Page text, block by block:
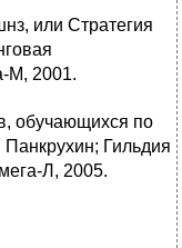
или Стратегия
М, 2001.
обучающихся по
Гильдия
Л, 2005.